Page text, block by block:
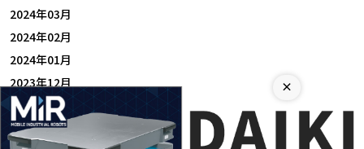
×
2024年03月
2024年02月
2024年01月
2023年12月
2023年11月
2023年10月